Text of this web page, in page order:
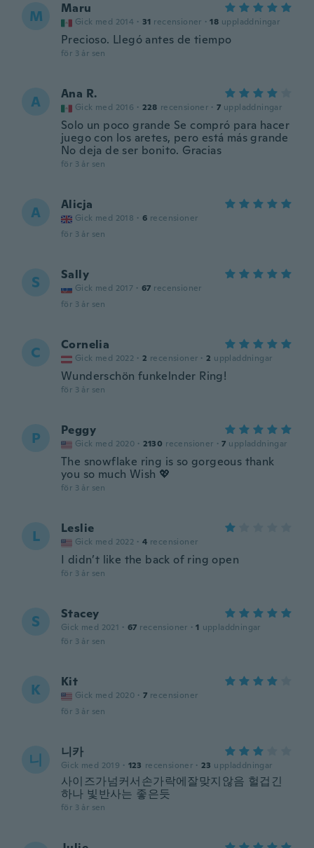
M Maru
Gick med 2014 · 31 recensioner · 18 uppladdningar
Precioso. Llegó antes de tiempo
för 3 år sen
A Ana R.
Gick med 2016 · 228 recensioner · 7 uppladdningar
Solo un poco grande Se compró para hacer
juego con los aretes, pero está más grande
No deja de ser bonito. Gracias
för 3 år sen
A Alicja
Gick med 2018 · 6 recensioner
för 3 år sen
S Sally
Gick med 2017 · 67 recensioner
för 3 år sen
C Cornelia
Gick med 2022 · 2 recensioner · 2 uppladdningar
Wunderschön funkelnder Ring!
för 3 år sen
P Peggy
Gick med 2020 · 2130 recensioner · 7 uppladdningar
The snowflake ring is so gorgeous thank
you so much Wish 💖
för 3 år sen
L Leslie
Gick med 2022 · 4 recensioner
I didn’t like the back of ring open
för 3 år sen
S Stacey
Gick med 2021 · 67 recensioner · 1 uppladdningar
för 3 år sen
K Kit
Gick med 2020 · 7 recensioner
för 3 år sen
니 니카
Gick med 2019 · 123 recensioner · 23 uppladdningar
사이즈가넘커서손가락에잘맞지않음 헐겁긴
하나 빛반사는 좋은듯
för 3 år sen